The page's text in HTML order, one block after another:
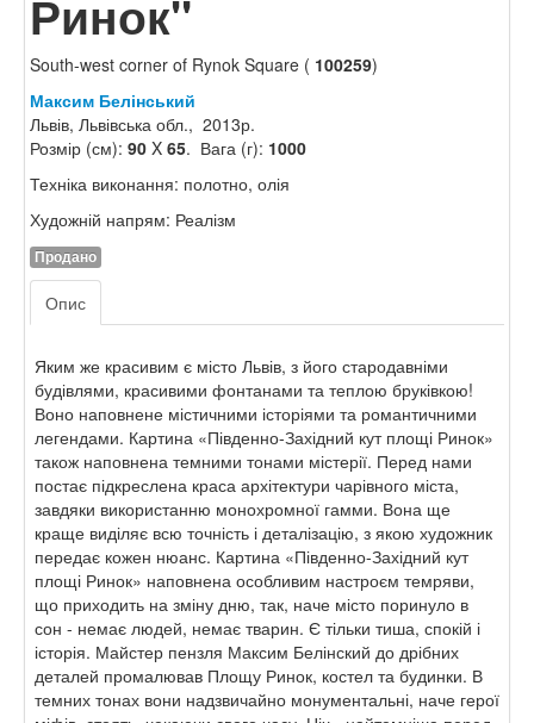
Ринок"
South-west corner of Rynok Square ( 100259)
Максим Белінський
Львів, Львівська обл., 2013р.
Розмір (см): 90 X 65. Вага (г): 1000
Техніка виконання: полотно, олія
Художній напрям: Реалізм
Продано
Опис
Яким же красивим є місто Львів, з його стародавніми
будівлями, красивими фонтанами та теплою бруківкою!
Воно наповнене містичними історіями та романтичними
легендами. Картина «Південно-Західний кут площі Ринок»
також наповнена темними тонами містерії. Перед нами
постає підкреслена краса архітектури чарівного міста,
завдяки використанню монохромної гамми. Вона ще
краще виділяє всю точність і деталізацію, з якою художник
передає кожен нюанс. Картина «Південно-Західний кут
площі Ринок» наповнена особливим настроєм темряви,
що приходить на зміну дню, так, наче місто поринуло в
сон - немає людей, немає тварин. Є тільки тиша, спокій і
історія. Майстер пензля Максим Белінский до дрібних
деталей промалював Площу Ринок, костел та будинки. В
темних тонах вони надзвичайно монументальні, наче герої